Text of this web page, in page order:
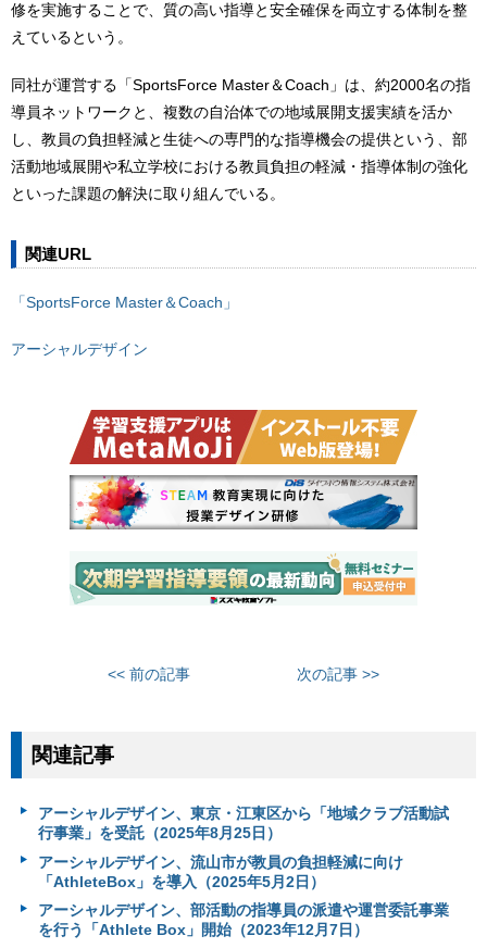
修を実施することで、質の高い指導と安全確保を両立する体制を整
えているという。
同社が運営する「SportsForce Master＆Coach」は、約2000名の指
導員ネットワークと、複数の自治体での地域展開支援実績を活か
し、教員の負担軽減と生徒への専門的な指導機会の提供という、部
活動地域展開や私立学校における教員負担の軽減・指導体制の強化
といった課題の解決に取り組んでいる。
関連URL
「SportsForce Master＆Coach」
アーシャルデザイン
<< 前の記事 次の記事 >>
関連記事
アーシャルデザイン、東京・江東区から「地域クラブ活動試
行事業」を受託（2025年8月25日）
アーシャルデザイン、流山市が教員の負担軽減に向け
「AthleteBox」を導入（2025年5月2日）
アーシャルデザイン、部活動の指導員の派遣や運営委託事業
を行う「Athlete Box」開始（2023年12月7日）